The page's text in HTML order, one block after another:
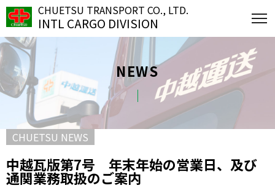
CHUETSU TRANSPORT CO., LTD.
INTL CARGO DIVISION
NEWS
CHUETSU NEWS
中越瓦版第7号 年末年始の営業日、及び
通関業務取扱のご案内